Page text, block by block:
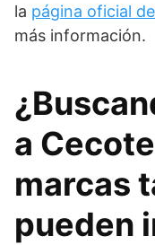
la página oficial
más información.
a
marcas
pueden